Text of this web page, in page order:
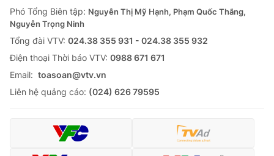
Phó Tổng Biên tập: Nguyễn Thị Mỹ Hạnh, Phạm Quốc Thắng,
Nguyễn Trọng Ninh
Tổng đài VTV: 024.38 355 931 - 024.38 355 932
Ðiện thoại Thời báo VTV: 0988 671 671
Email: toasoan@vtv.vn
Liên hệ quảng cáo: (024) 626 79595